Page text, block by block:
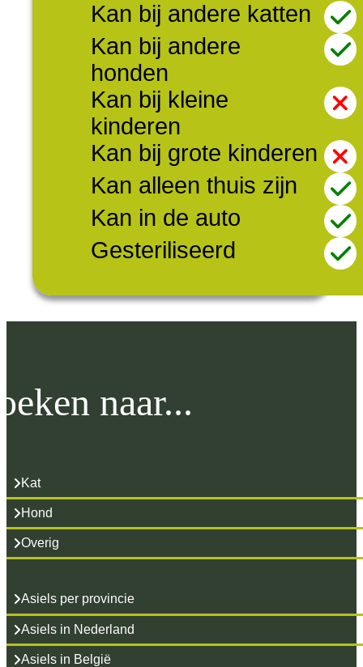
Kan bij andere katten
Kan bij andere
honden
Kan bij kleine
kinderen
Kan bij grote kinderen
Kan alleen thuis zijn
Kan in de auto
Gesteriliseerd
naar...
Kat
Hond
Overig
Asiels per provincie
Asiels in Nederland
Asiels in België